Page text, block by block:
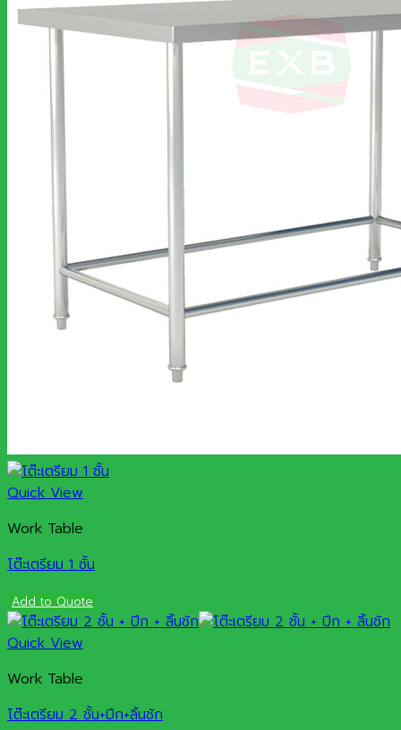
Quick View
Work Table
โต๊ะเตรียม 1 ชั้น
Add to Quote
Quick View
Work Table
โต๊ะเตรียม 2 ชั้น+ปีก+ลิ้นชัก